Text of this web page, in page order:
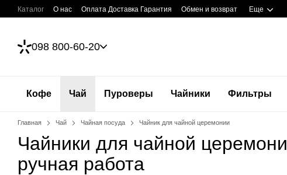
Перейти к основному контенту
Каталог О нас Оплата Доставка Гарантия Обмен и возврат Еще
098 800-60-20
Кофе Чай Пуроверы Чайники Фильтры
Главная Чай Чайная посуда Чайник для чайной церемонии
Чайники для чайной
ручная работа